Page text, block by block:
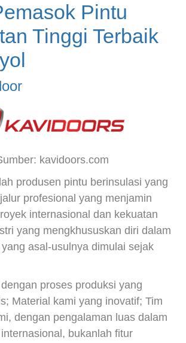
Pintu
Tinggi Terbaik
kavidoors.com
produsen pintu berinsulasi yang
profesional yang menjamin
internasional dan kekuatan
yang mengkhususkan diri dalam
asal-usulnya dimulai sejak
proses produksi yang
Material kami yang inovatif; Tim
dengan pengalaman luas dalam
bukanlah fitur